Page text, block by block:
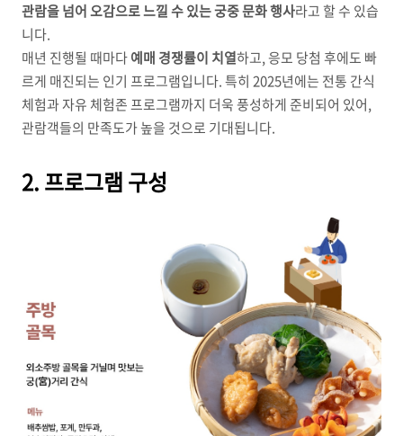
관람을 넘어 오감으로 느낄 수 있는 궁중 문화 행사라고 할 수 있습
니다.
매년 진행될 때마다예매 경쟁률이 치열하고, 응모 당첨 후에도 빠
르게 매진되는 인기 프로그램입니다. 특히 2025년에는 전통 간식
체험과 자유 체험존 프로그램까지 더욱 풍성하게 준비되어 있어,
관람객들의 만족도가 높을 것으로 기대됩니다.
2. 프로그램 구성